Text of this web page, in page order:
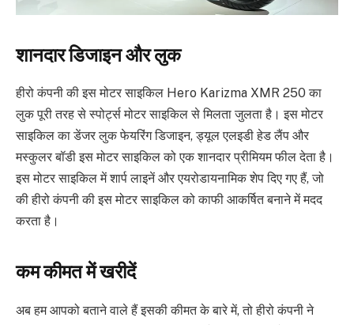
शानदार डिजाइन और लुक
हीरो कंपनी की इस मोटर साइकिल Hero Karizma XMR 250 का
लुक पूरी तरह से स्पोर्ट्स मोटर साइकिल से मिलता जुलता है। इस मोटर
साइकिल का डेंजर लुक फेयरिंग डिजाइन, ड्यूल एलइडी हेड लैंप और
मस्कुलर बॉडी इस मोटर साइकिल को एक शानदार प्रीमियम फील देता है।
इस मोटर साइकिल में शार्प लाइनें और एयरोडायनामिक शेप दिए गए हैं, जो
की हीरो कंपनी की इस मोटर साइकिल को काफी आकर्षित बनाने में मदद
करता है।
कम कीमत में खरीदें
अब हम आपको बताने वाले हैं इसकी कीमत के बारे में, तो हीरो कंपनी ने